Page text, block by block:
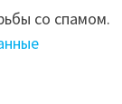
со спамом.